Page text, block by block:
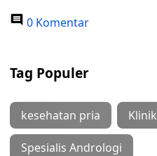
0 Komentar
Tag Populer
kesehatan pria
Spesialis Andrologi